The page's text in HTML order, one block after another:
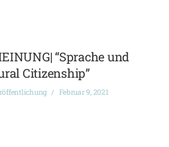
“Sprache und
Citizenship”
Februar 9, 2021